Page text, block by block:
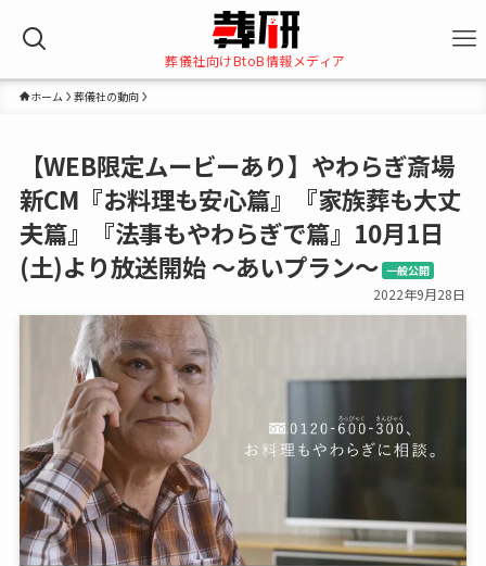
葬儀社向けBtoB情報メディア
ホーム 葬儀社の動向
【WEB限定ムービーあり】やわらぎ斎場
新CM『お料理も安心篇』『家族葬も大丈
夫篇』『法事もやわらぎで篇』10月1日
(土)より放送開始 ～あいプラン～ 一般公開
2022年9月28日